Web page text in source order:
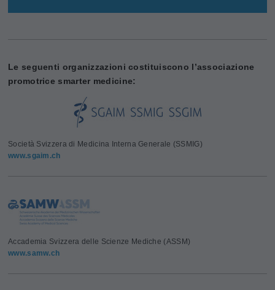
Le seguenti organizzazioni costituiscono l’associazione
promotrice smarter medicine:
Società Svizzera di Medicina Interna Generale (SSMIG)
www.sgaim.ch
Accademia Svizzera delle Scienze Mediche (ASSM)
www.samw.ch